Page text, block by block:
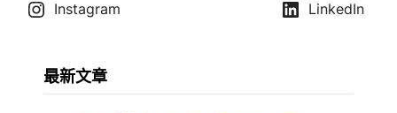
Instagram
LinkedIn
最新文章